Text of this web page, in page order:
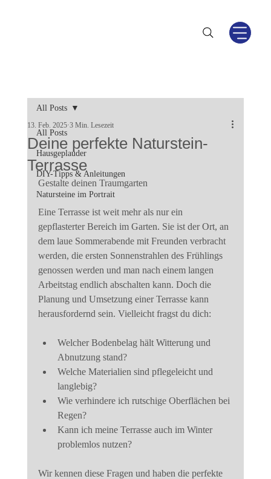
All Posts
Hausgeplauder
DIY-Tipps & Anleitungen
Natursteine im Portrait
All Posts
Deine perfekte Naturstein-
Terrasse
13. Feb. 2025 3 Min. Lesezeit
Gestalte deinen Traumgarten
Eine Terrasse ist weit mehr als nur ein
gepflasterter Bereich im Garten. Sie ist der Ort, an
dem laue Sommerabende mit Freunden verbracht
werden, die ersten Sonnenstrahlen des Frühlings
genossen werden und man nach einem langen
Arbeitstag endlich abschalten kann. Doch die
Planung und Umsetzung einer Terrasse kann
herausfordernd sein. Vielleicht fragst du dich:
Welcher Bodenbelag hält Witterung und
Abnutzung stand?
Welche Materialien sind pflegeleicht und
langlebig?
Wie verhindere ich rutschige Oberflächen bei
Regen?
Kann ich meine Terrasse auch im Winter
problemlos nutzen?
Wir kennen diese Fragen und haben die perfekte